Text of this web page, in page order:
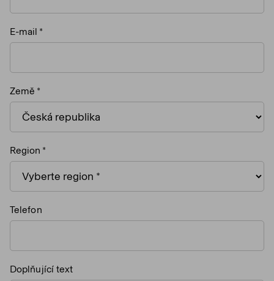
E-mail
Země
Region
Telefon
Doplňující text